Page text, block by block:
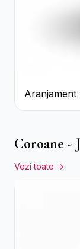
Aranjament
Trandafiri
Coroane -
Vezi toate →